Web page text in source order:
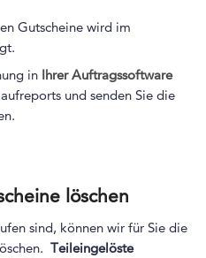
Gutscheine wird im
in Ihrer Auftragssoftware
und senden Sie die
löschen
sind, können wir für Sie die
Teileingelöste